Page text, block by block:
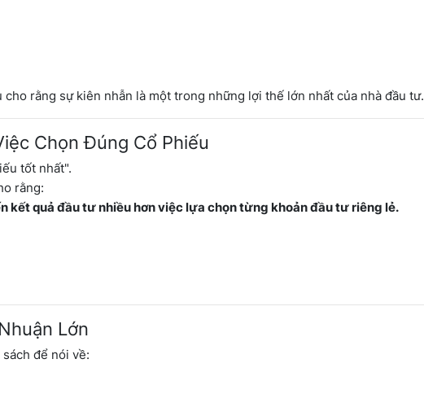
rằng sự kiên nhẫn là một trong những lợi thế lớn nhất của nhà đầu tư.
Chọn Đúng Cổ Phiếu
tốt nhất".
rằng:
kết quả đầu tư nhiều hơn việc lựa chọn từng khoản đầu tư riêng lẻ.
Lớn
để nói về: